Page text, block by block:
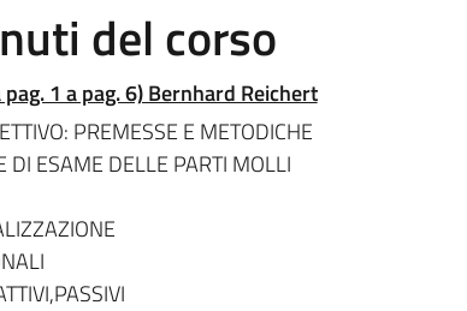
del corso
1 a pag. 6) Bernhard Reichert
PREMESSE E METODICHE
DI ESAME DELLE PARTI MOLLI